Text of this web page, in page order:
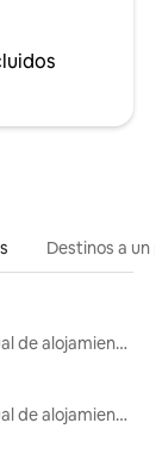
Destinos a un
Renta mensual de alojamientos
Renta mensual de alojamientos